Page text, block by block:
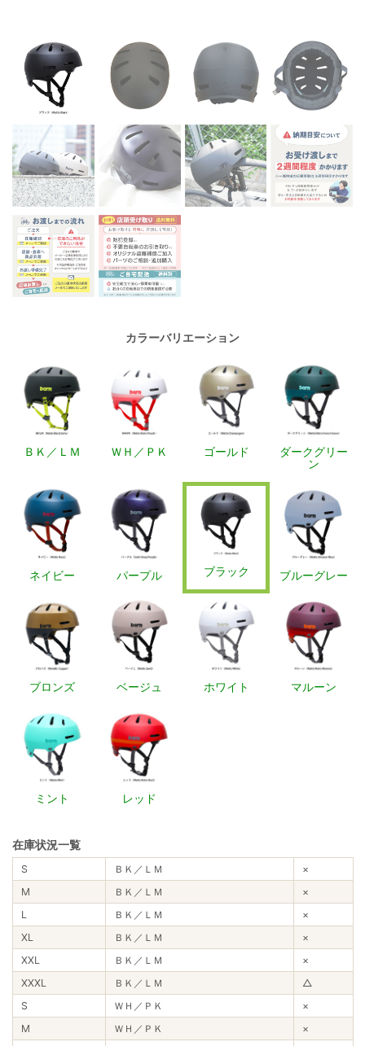
カラーバリエーション
ＢＫ／ＬＭ ＷＨ／ＰＫ ゴールド
ダークグリー
ン
ネイビー パープル ブラック ブルーグレー
ブロンズ ベージュ ホワイト マルーン
ミント レッド
在庫状況一覧
S ＢＫ／ＬＭ
×
M
ＢＫ／ＬＭ
×
L
ＢＫ／ＬＭ
×
XL
ＢＫ／ＬＭ
×
XXL
ＢＫ／ＬＭ
×
XXXL
ＢＫ／ＬＭ
△
S
ＷＨ／ＰＫ
×
M
ＷＨ／ＰＫ
×